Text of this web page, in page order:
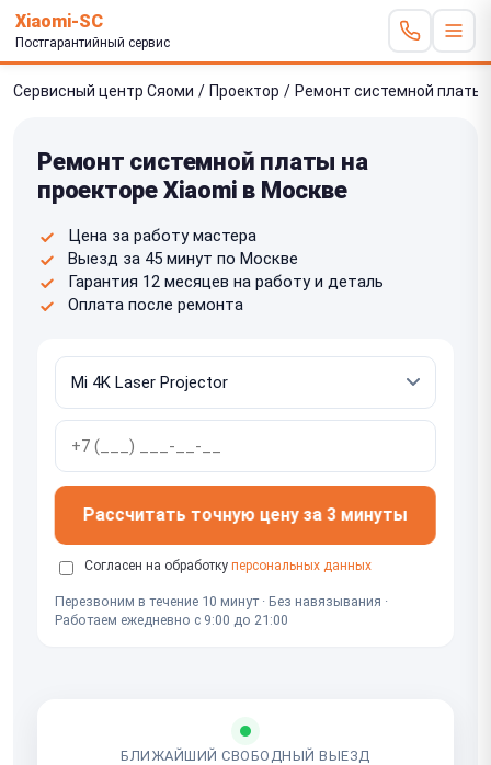
Xiaomi-SC
Постгарантийный сервис
Сервисный центр Сяоми / Проектор / Ремонт системной платы
Ремонт системной платы на
проекторе Xiaomi в Москве
Цена за работу мастера
Выезд за 45 минут по Москве
Гарантия 12 месяцев на работу и деталь
Оплата после ремонта
Рассчитать точную цену за 3 минуты
Согласен на обработку персональных данных
Перезвоним в течение 10 минут · Без навязывания ·
Работаем ежедневно с 9:00 до 21:00
БЛИЖАЙШИЙ СВОБОДНЫЙ ВЫЕЗД